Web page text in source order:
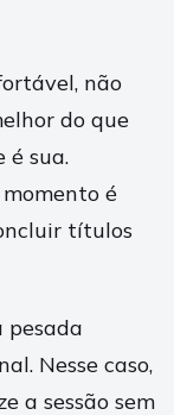
não
do que
é sua.
é
títulos
pesada
Nesse caso,
a sessão sem